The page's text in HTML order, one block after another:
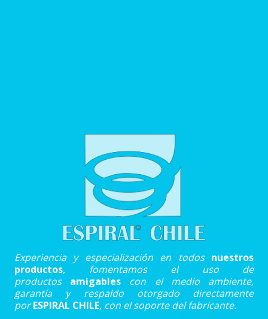
Experiencia y especialización en todos nuestros
productos, fomentamos el uso de
productos amigables con el medio ambiente,
garantía y respaldo otorgado directamente
porESPIRAL CHILE, con el soporte del fabricante.